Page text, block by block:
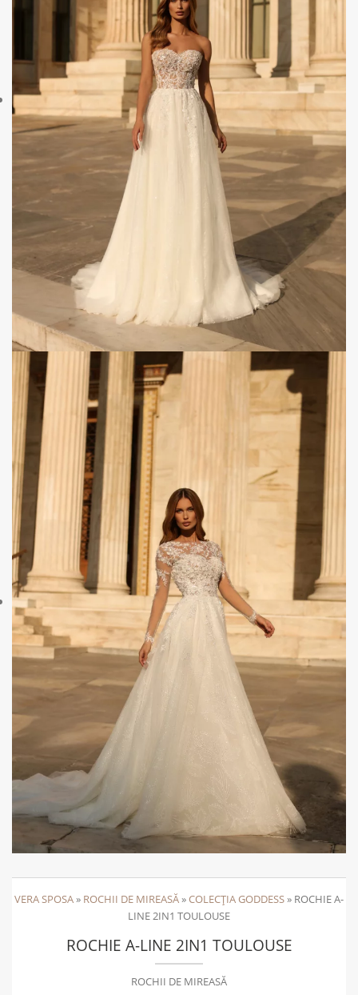
VERA SPOSA» ROCHII DE MIREASĂ»COLECȚIA GODDESS» ROCHIE A-
LINE 2IN1 TOULOUSE
ROCHIE A-LINE 2IN1 TOULOUSE
ROCHII DE MIREASĂ